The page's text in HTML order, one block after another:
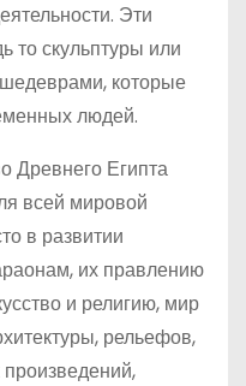
Эти
то скульптуры или
которые
людей.
Древнего Египта
всей мировой
в развитии
их правлению
и религию, мир
рельефов,